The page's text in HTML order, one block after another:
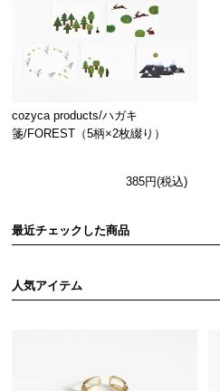
cozyca products/ハガキ
箋/FOREST（5柄×2枚綴り）
385円(税込)
最近チェックした商品
人気アイテム